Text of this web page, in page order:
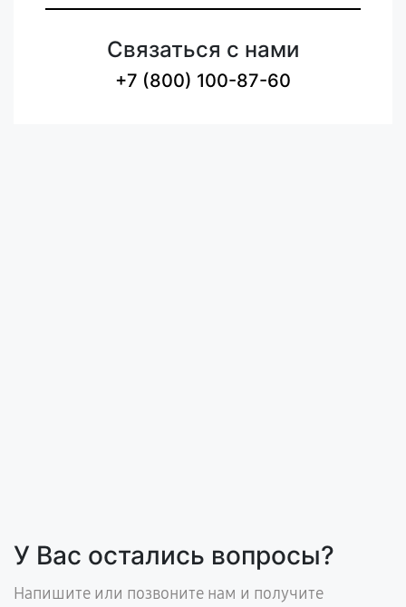
Связаться с нами
+7 (800) 100-87-60
У Вас остались вопросы?
Напишите или позвоните нам и получите